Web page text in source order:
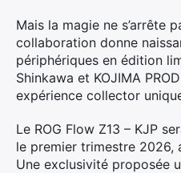
Mais la magie ne s’arrête
collaboration donne
périphériques en édition
Shinkawa et KOJIMA
expérience collector
Le ROG Flow Z13 – KJP
le premier trimestre 2026,
Une exclusivité proposée